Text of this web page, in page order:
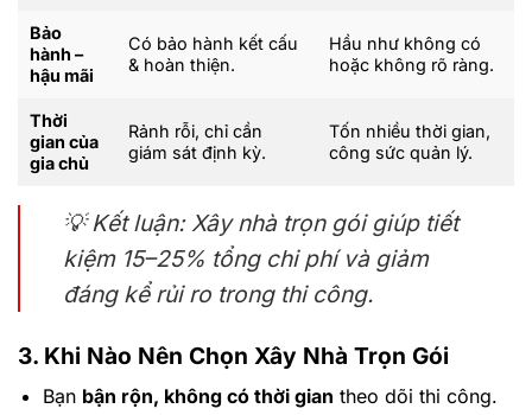
Bảo
hành –
hậu mãi
Có bảo hành kết cấu
& hoàn thiện.
Hầu như không có
hoặc không rõ ràng.
Thời
gian của
gia chủ
Rảnh rỗi, chỉ cần
giám sát định kỳ.
Tốn nhiều thời gian,
công sức quản lý.
💡Kết luận: Xây nhà trọn gói giúp tiết
kiệm 15–25% tổng chi phí và giảm
đáng kể rủi ro trong thi công.
3. Khi Nào Nên Chọn Xây Nhà Trọn Gói
Bạn bận rộn, không có thời gian theo dõi thi công.